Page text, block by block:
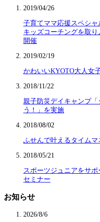
2019/04/26
子育てママ応援スペシ
キッズコーチングを取
開催
2019/02/19
かわいいKYOTO大人女
2018/11/22
親子防災デイキャンプ
う！」を実施
2018/08/02
ふせんで叶えるタイム
2018/05/21
スポーツジュニアをサ
セミナー
お知らせ
2026/8/6